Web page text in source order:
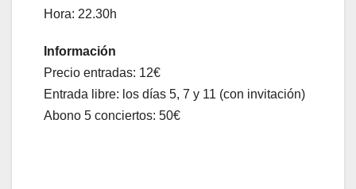
Hora: 22.30h
Información
Precio entradas: 12€
Entrada libre: los días 5, 7 y 11 (con invitación)
Abono 5 conciertos: 50€